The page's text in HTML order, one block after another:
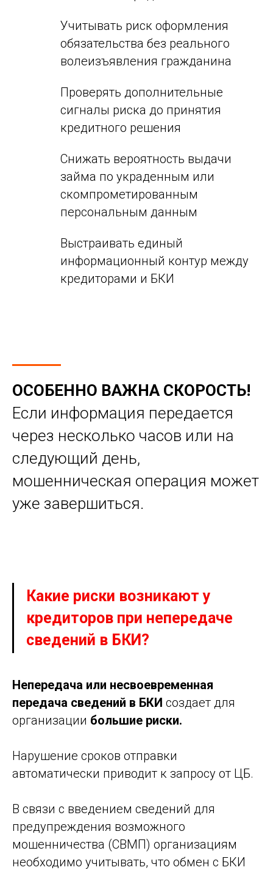
Учитывать риск оформления
обязательства без реального
волеизъявления гражданина
Проверять дополнительные
сигналы риска до принятия
кредитного решения
Снижать вероятность выдачи
займа по украденным или
скомпрометированным
персональным данным
Выстраивать единый
информационный контур между
кредиторами и БКИ
ОСОБЕННО ВАЖНА СКОРОСТЬ!
Если информация передается
через несколько часов или на
следующий день,
мошенническая операция может
уже завершиться.
Какие риски возникают у
кредиторов при непередаче
сведений в БКИ?
Непередача или несвоевременная
передача сведений в БКИ создает для
организации большие риски.
Нарушение сроков отправки
автоматически приводит к запросу от ЦБ.
В связи с введением сведений для
предупреждения возможного
мошенничества (СВМП) организациям
необходимо учитывать, что обмен с БКИ